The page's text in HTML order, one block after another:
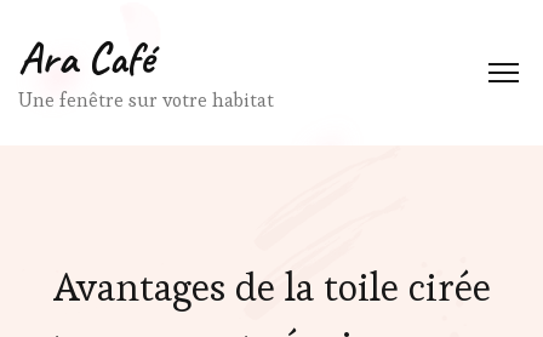
Ara Café
Une fenêtre sur votre habitat
Avantages de la toile cirée